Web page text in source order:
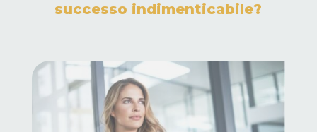
successo indimenticabile?